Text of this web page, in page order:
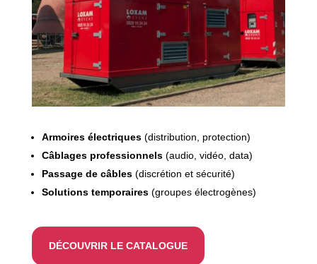
Armoires électriques(distribution, protection)
Câblages professionnels(audio, vidéo, data)
Passage de câbles(discrétion et sécurité)
Solutions temporaires(groupes électrogènes)
DÉCOUVRIR LE CATALOGUE